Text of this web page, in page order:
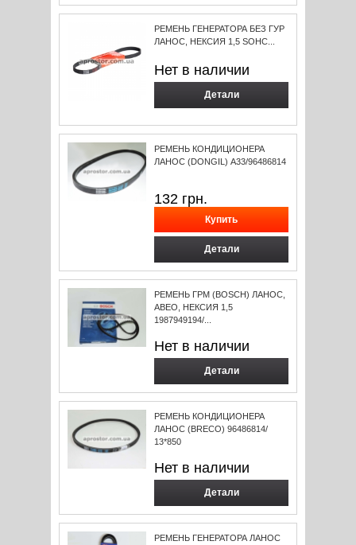
РЕМЕНЬ ГЕНЕРАТОРА БЕЗ ГУР
ЛАНОС, НЕКСИЯ 1,5 SOHC...
Нет в наличии
Детали
РЕМЕНЬ КОНДИЦИОНЕРА
ЛАНОС (DONGIL) A33/96486814
132 грн.
Детали
РЕМЕНЬ ГРМ (BOSCH) ЛАНОС,
АВЕО, НЕКСИЯ 1,5
1987949194/...
Нет в наличии
Детали
РЕМЕНЬ КОНДИЦИОНЕРА
ЛАНОС (BRECO) 96486814/
13*850
Нет в наличии
Детали
РЕМЕНЬ ГЕНЕРАТОРА ЛАНОС